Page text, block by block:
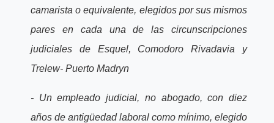
camarista o equivalente, elegidos por sus mismos
pares en cada una de las circunscripciones
judiciales de Esquel, Comodoro Rivadavia y
Trelew- Puerto Madryn
- Un empleado judicial, no abogado, con diez
años de antigüedad laboral como mínimo, elegido